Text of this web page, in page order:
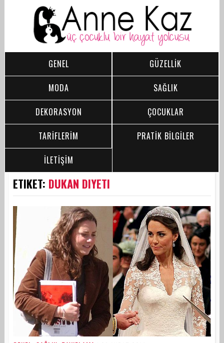
GENEL
GÜZELLİK
MODA
SAĞLIK
DEKORASYON
ÇOCUKLAR
TARİFLERİM
PRATİK BİLGİLER
İLETİŞİM
ETIKET: DUKAN DIYETI